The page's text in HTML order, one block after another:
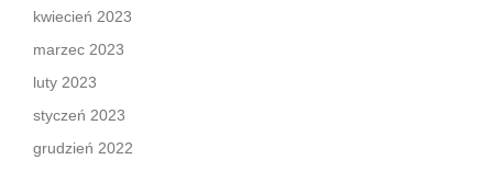
kwiecień 2023
marzec 2023
luty 2023
styczeń 2023
grudzień 2022